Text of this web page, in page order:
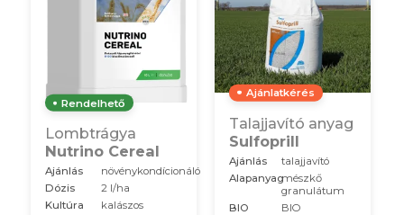
Rendelhető
Lombtrágya
Nutrino Cereal
Ajánlás
növénykondícionáló
Dózis
2 l/ha
Kultúra
kalászos
Ajánlatkérés
Talajjavító anyag
Sulfoprill
Ajánlás
talajjavító
Alapanyagmészkő
granulátum
BIO
BIO